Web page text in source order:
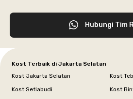
Hubungi Tim
Kost Terbaik di Jakarta Selatan
Kost Jakarta Selatan
Kost
Kost Setiabudi
Kost